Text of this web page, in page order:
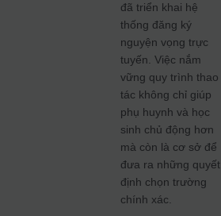
đã triển khai hệ
thống đăng ký
nguyện vọng trực
tuyến. Việc nắm
vững quy trình thao
tác không chỉ giúp
phụ huynh và học
sinh chủ động hơn
mà còn là cơ sở để
đưa ra những quyết
định chọn trường
chính xác.